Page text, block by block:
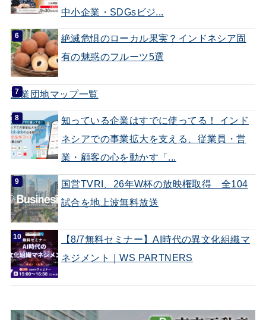
中小企業・SDGsビジ...
絶滅危惧のローカル果実？インドネシア固
有の魅惑のフルーツ5選
工業団地マップ一覧
知っている企業はすでに使ってる！ インド
ネシアでの事業拡大を支える、従業員・営
業・顧客の心を動かす「...
国営TVRI、26年W杯の放映権取得 全104
試合を地上波無料放送
【8/7無料セミナー】AI時代の異文化組織マ
ネジメント｜WS PARTNERS